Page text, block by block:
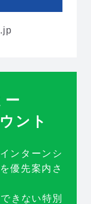
ー
ント
ンターンシ
優先案内さ
きない特別
イト
問い合わせ